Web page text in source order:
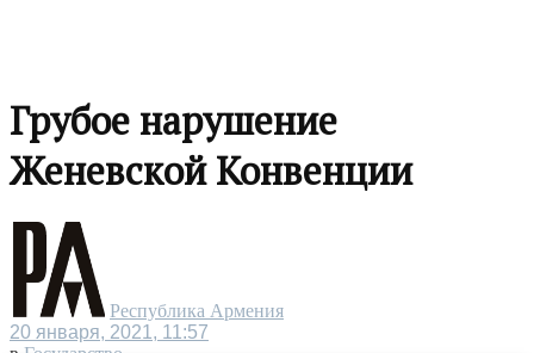
Грубое нарушение
Женевской Конвенции
Республика Армения
20 января, 2021, 11:57